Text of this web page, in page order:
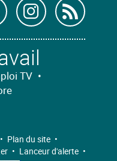
Retrouvez-
nous
sur
Youtube
Retrouvez-
nous
Instagram
TV •
• Plan du site •
• Lanceur d'alerte •